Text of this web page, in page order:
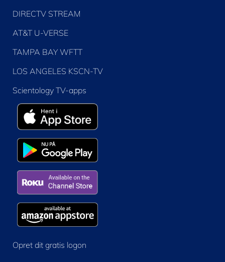
DIRECTV STREAM
AT&T U-VERSE
TAMPA BAY WFTT
LOS ANGELES KSCN-TV
Scientology TV-apps
Opret dit gratis logon